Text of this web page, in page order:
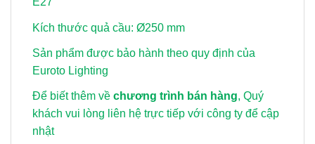
Kích thước quả cầu: Ø250 mm
Sản phẩm được bảo hành theo quy định của
Euroto Lighting
Để biết thêm về chương trình bán hàng, Quý
khách vui lòng liên hệ trực tiếp với công ty để cập
nhật